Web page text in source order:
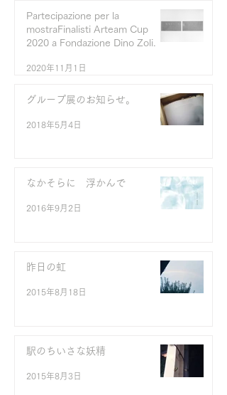
Partecipazione per la
mostraFinalisti Arteam Cup
2020 a Fondazione Dino Zoli.
2020年11月1日
グループ展のお知らせ。
2018年5月4日
なかそらに 浮かんで
2016年9月2日
昨日の虹
2015年8月18日
駅のちいさな妖精
2015年8月3日